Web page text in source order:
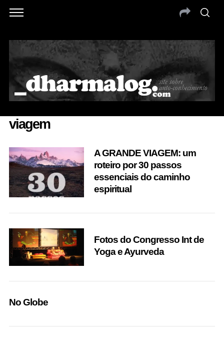
viagem
A GRANDE VIAGEM: um
roteiro por 30 passos
essenciais do caminho
espiritual
Fotos do Congresso Int de
Yoga e Ayurveda
No Globe